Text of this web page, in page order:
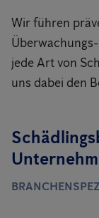
Wir führen
jede Art von
uns dabei den